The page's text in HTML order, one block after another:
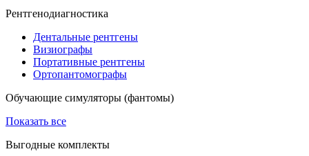
Рентгенодиагностика
Дентальные рентгены
Визиографы
Портативные рентгены
Ортопантомографы
Обучающие симуляторы (фантомы)
Показать все
Выгодные комплекты